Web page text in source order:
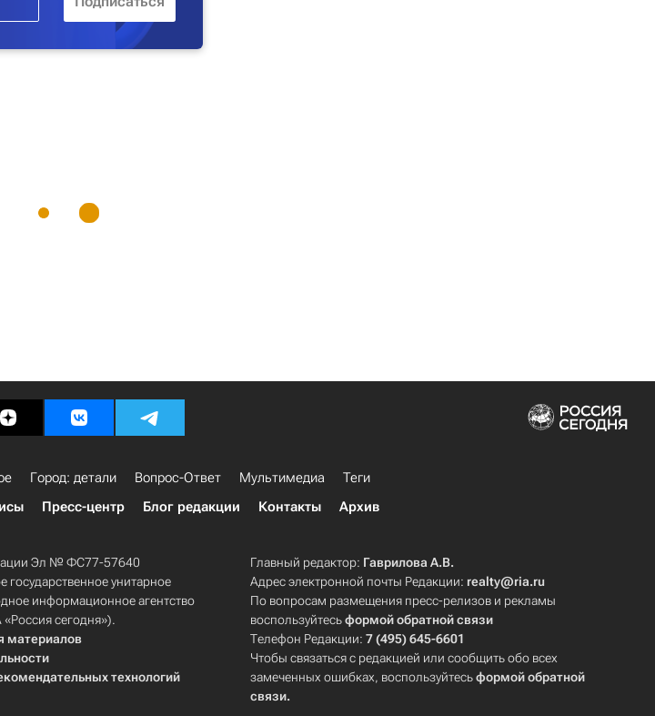
Город: детали Вопрос-Ответ Мультимедиа
Теги
Пресс-центр Блог редакции Контакты Архив
Эл № ФС77-57640
государственное унитарное
информационное агентство
сегодня»).
материалов
технологий
Главный редактор: Гаврилова А.В.
Адрес электронной почты Редакции: realty@ria.ru
По вопросам размещения пресс-релизов и рекламы
воспользуйтесьформой обратной связи
Телефон Редакции:7 (495) 645-6601
Чтобы связаться с редакцией или сообщить обо всех
замеченных ошибках, воспользуйтесьформой обратной
связи.